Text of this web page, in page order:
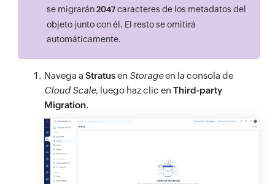
se migrarán 2047 caracteres de los metadatos del
objeto junto con él. El resto se omitirá
automáticamente.
Navega a Stratusen Storageen la consola de
Cloud Scale, luego haz clic en Third-party
Migration.